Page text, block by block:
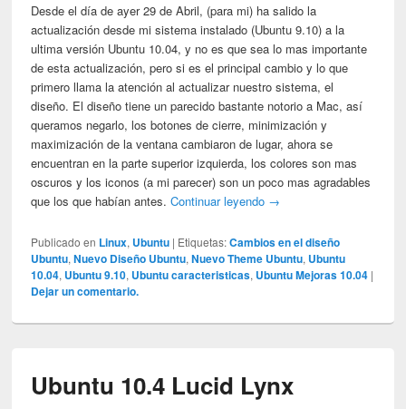
Desde el día de ayer 29 de Abril, (para mi) ha salido la
actualización desde mi sistema instalado (Ubuntu 9.10) a la
ultima versión Ubuntu 10.04, y no es que sea lo mas importante
de esta actualización, pero si es el principal cambio y lo que
primero llama la atención al actualizar nuestro sistema, el
diseño. El diseño tiene un parecido bastante notorio a Mac, así
queramos negarlo, los botones de cierre, minimización y
maximización de la ventana cambiaron de lugar, ahora se
encuentran en la parte superior izquierda, los colores son mas
oscuros y los iconos (a mi parecer) son un poco mas agradables
que los que habían antes.Continuar leyendo →
Publicado en Linux, Ubuntu | Etiquetas: Cambios en el diseño
Ubuntu,Nuevo Diseño Ubuntu,Nuevo Theme Ubuntu, Ubuntu
10.04, Ubuntu 9.10, Ubuntu caracteristicas, Ubuntu Mejoras 10.04 |
Dejar un comentario.
Ubuntu 10.4 Lucid Lynx